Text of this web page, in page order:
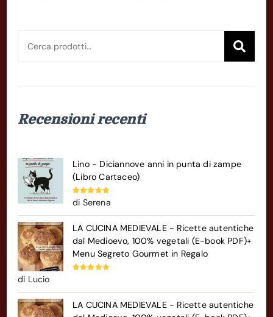
Cerca:
Recensioni recenti
Lino - Diciannove anni in punta di zampe
(Libro Cartaceo)
Valutato5
su 5
di Serena
LA CUCINA MEDIEVALE - Ricette autentiche
dal Medioevo, 100% vegetali (E-book PDF)+
Menu Segreto Gourmet in Regalo
di Lucio
LA CUCINA MEDIEVALE - Ricette autentiche